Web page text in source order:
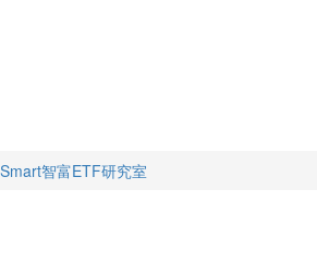
智富ETF研究室